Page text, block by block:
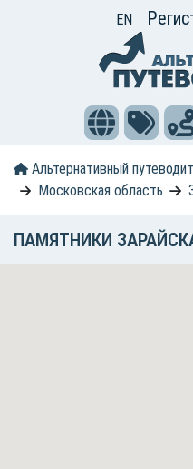
EN
Альтернативный
Московская область
ПАМЯТНИКИ